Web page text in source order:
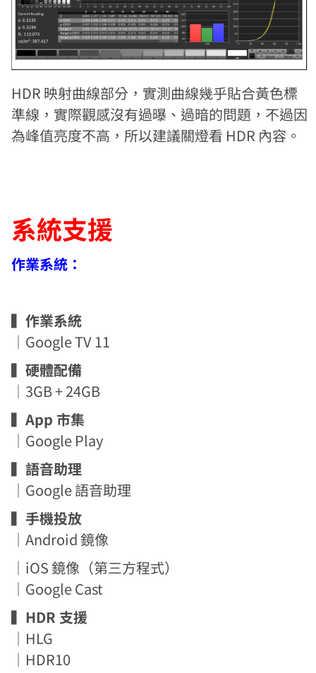
HDR 映射曲線部分，實測曲線幾乎貼合黃色標
準線，實際觀感沒有過曝、過暗的問題，不過因
為峰值亮度不高，所以建議關燈看 HDR 內容。
系統支援
作業系統：
▍作業系統
｜Google TV 11
▍硬體配備
｜3GB + 24GB
▍App 市集
｜Google Play
▍語音助理
｜Google 語音助理
▍手機投放
｜Android 鏡像
｜iOS 鏡像（第三方程式）
｜Google Cast
▍HDR 支援
｜HLG
｜HDR10